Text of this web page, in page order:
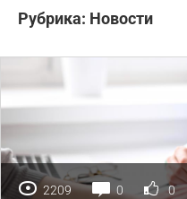
Рубрика: Новости
2209 0 0